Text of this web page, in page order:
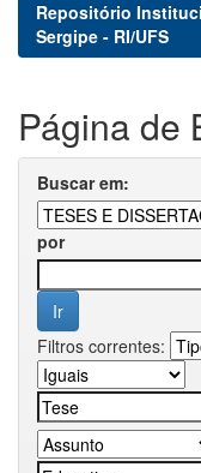
Repositório
Sergipe - RI/UFS
Página de
Buscar em:
por
Filtros correntes: